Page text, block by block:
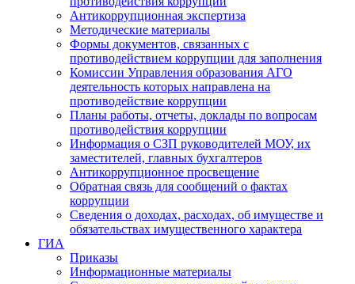
Антикоррупционная экспертиза
Методические материалы
Формы документов, связанных с
противодействием коррупции для заполнения
Комиссии Управления образования АГО
деятельность которых направлена на
противодействие коррупции
Планы работы, отчеты, доклады по вопросам
противодействия коррупции
Информация о СЗП руководителей МОУ, их
заместителей, главных бухгалтеров
Антикоррупционное просвещение
Обратная связь для сообщений о фактах
коррупции
Сведения о доходах, расходах, об имуществе и
обязательствах имущественного характера
ГИА
Приказы
Информационные материалы